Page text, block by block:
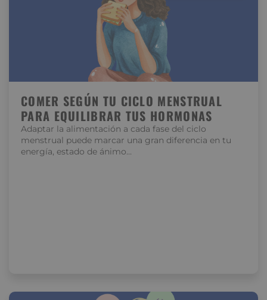
COMER SEGÚN TU CICLO MENSTRUAL
PARA EQUILIBRAR TUS HORMONAS
Adaptar la alimentación a cada fase del ciclo
menstrual puede marcar una gran diferencia en tu
energía, estado de ánimo…